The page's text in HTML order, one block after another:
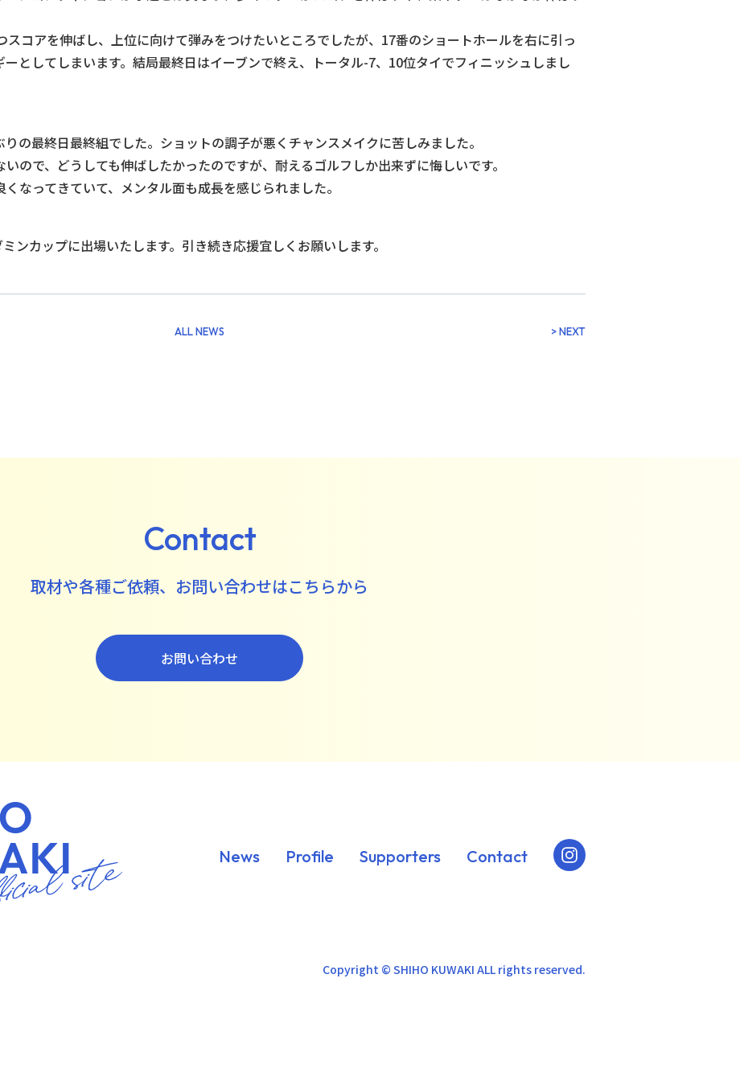
スコアを伸ばし、上位に向けて弾みをつけたいところでしたが、17番のショートホールを右に引っ
としてしまいます。結局最終日はイーブンで終え、トータル-7、10位タイでフィニッシュしまし
りの最終日最終組でした。ショットの調子が悪くチャンスメイクに苦しみました。
ので、どうしても伸ばしたかったのですが、耐えるゴルフしか出来ずに悔しいです。
なってきていて、メンタル面も成長を感じられました。
ンカップに出場いたします。引き続き応援宜しくお願いします。
ALL NEWS > NEXT
Contact
取材や各種ご依頼、 お問い合わせはこちらから
お問い合わせ
News Profile Supporters Contact
Copyright © SHIHO KUWAKI ALL rights reserved.